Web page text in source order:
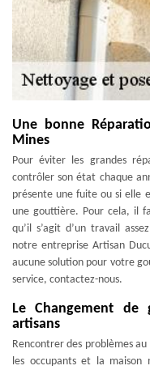
Une bonne
Mines
Pour éviter les grandes
contrôler son état chaque
présente une fuite ou si elle
une gouttière. Pour cela, il
qu’il s’agit d’un travail
notre entreprise Artisan
aucune solution pour votre
service, contactez-nous.
Le Changement de
artisans
Rencontrer des problèmes
les occupants et la